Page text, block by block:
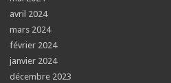
avril 2024
mars 2024
février 2024
janvier 2024
décembre 2023